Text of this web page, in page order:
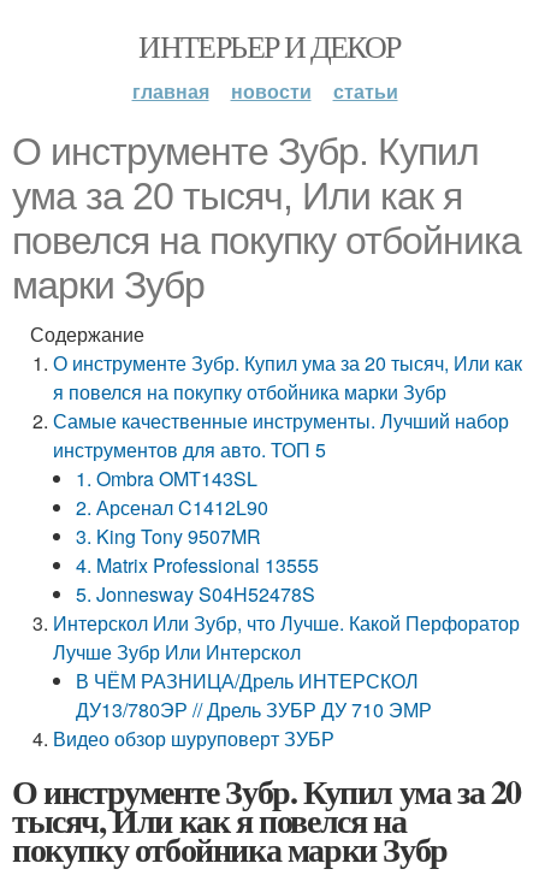
ИНТЕРЬЕР И ДЕКОР
главная новости статьи
О инструменте Зубр. Купил
ума за 20 тысяч, Или как я
повелся на покупку отбойника
марки Зубр
Содержание
О инструменте Зубр. Купил ума за 20 тысяч, Или как
я повелся на покупку отбойника марки Зубр
Самые качественные инструменты. Лучший набор
инструментов для авто. ТОП 5
1. Ombra OMT143SL
2. Арсенал C1412L90
3. King Tony 9507MR
4. Matrix Professional 13555
5. Jonnesway S04H52478S
Интерскол Или Зубр, что Лучше. Какой Перфоратор
Лучше Зубр Или Интерскол
В ЧЁМ РАЗНИЦА/Дрель ИНТЕРСКОЛ
ДУ13/780ЭР // Дрель ЗУБР ДУ 710 ЭМР
Видео обзор шуруповерт ЗУБР
О инструменте Зубр. Купил ума за 20
тысяч, Или как я повелся на
покупку отбойника марки Зубр